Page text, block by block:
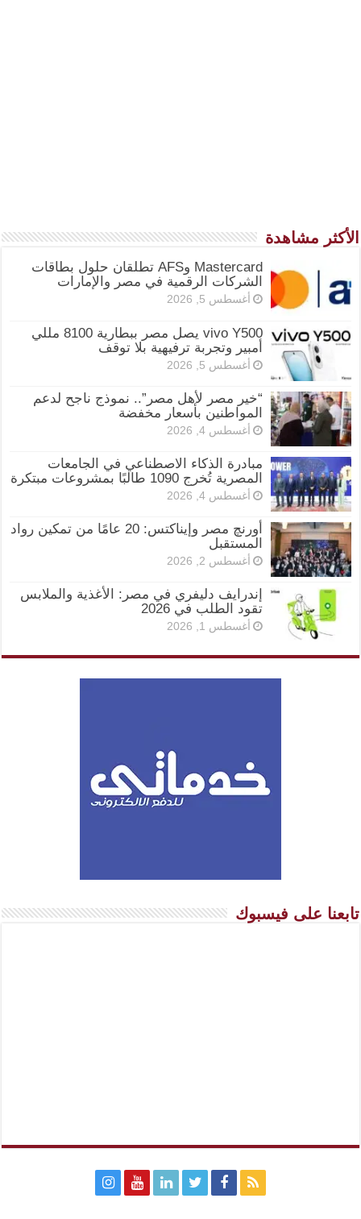
الأكثر مشاهدة
Mastercard وAFS تطلقان حلول بطاقات
الشركات الرقمية في مصر والإمارات
أغسطس 5, 2026
vivo Y500 يصل مصر ببطارية 8100 مللي
أمبير وتجربة ترفيهية بلا توقف
أغسطس 5, 2026
“خير مصر لأهل مصر”.. نموذج ناجح لدعم
المواطنين بأسعار مخفضة
أغسطس 4, 2026
مبادرة الذكاء الاصطناعي في الجامعات
المصرية تُخرج 1090 طالبًا بمشروعات مبتكرة
أغسطس 4, 2026
أورنچ مصر وإيناكتس: 20 عامًا من تمكين رواد
المستقبل
أغسطس 2, 2026
إندرايف دليفري في مصر: الأغذية والملابس
تقود الطلب في 2026
أغسطس 1, 2026
تابعنا على فيسبوك